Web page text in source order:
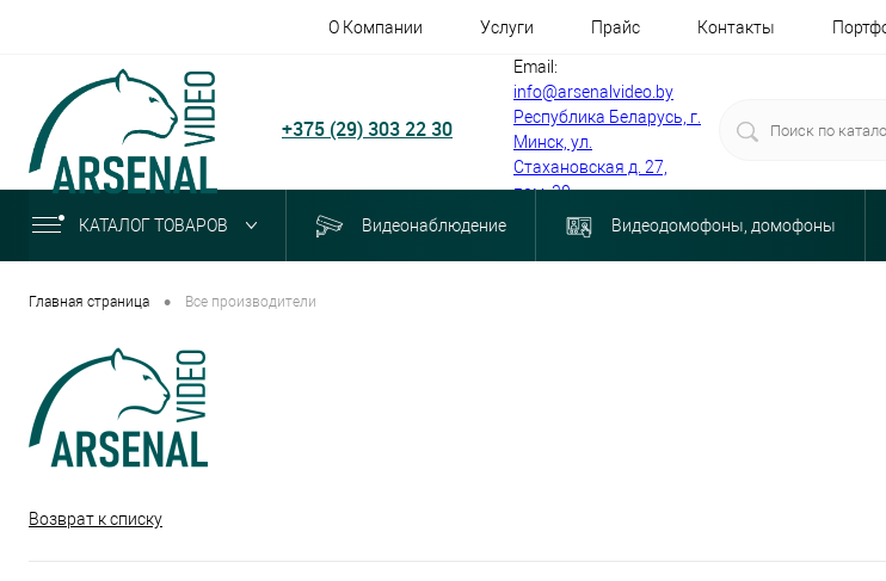
О Компании Услуги Прайс Контакты
+375 (29) 303 22 30
Email:
info@arsenalvideo.by
Республика Беларусь, г.
Минск, ул.
Стахановская д. 27,
пом. 30
КАТАЛОГ ТОВАРОВ Видеонаблюдение Видеодомофоны, домофоны
Главная страница • Все производители
Возврат к списку